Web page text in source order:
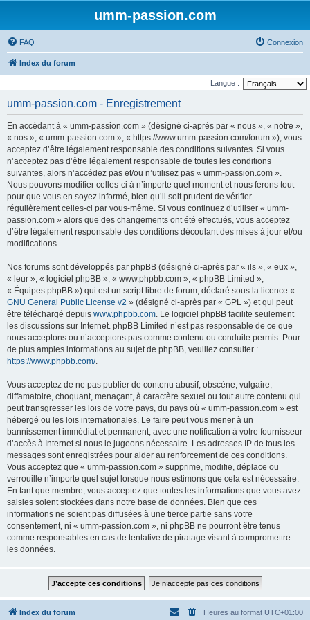
umm-passion.com
FAQ Connexion
Index du forum
Langue :
umm-passion.com - Enregistrement
En accédant à « umm-passion.com » (désigné ci-après par « nous », « notre »,
« nos », « umm-passion.com », « https://www.umm-passion.com/forum »), vous
acceptez d’être légalement responsable des conditions suivantes. Si vous
n’acceptez pas d’être légalement responsable de toutes les conditions
suivantes, alors n’accédez pas et/ou n’utilisez pas « umm-passion.com ».
Nous pouvons modifier celles-ci à n’importe quel moment et nous ferons tout
pour que vous en soyez informé, bien qu’il soit prudent de vérifier
régulièrement celles-ci par vous-même. Si vous continuez d’utiliser « umm-
passion.com » alors que des changements ont été effectués, vous acceptez
d’être légalement responsable des conditions découlant des mises à jour et/ou
modifications.
Nos forums sont développés par phpBB (désigné ci-après par « ils », « eux »,
« leur », « logiciel phpBB », « www.phpbb.com », « phpBB Limited »,
« Équipes phpBB ») qui est un script libre de forum, déclaré sous la licence «
GNU General Public License v2 » (désigné ci-après par « GPL ») et qui peut
être téléchargé depuis www.phpbb.com. Le logiciel phpBB facilite seulement
les discussions sur Internet. phpBB Limited n’est pas responsable de ce que
nous acceptons ou n’acceptons pas comme contenu ou conduite permis. Pour
de plus amples informations au sujet de phpBB, veuillez consulter :
https://www.phpbb.com/.
Vous acceptez de ne pas publier de contenu abusif, obscène, vulgaire,
diffamatoire, choquant, menaçant, à caractère sexuel ou tout autre contenu qui
peut transgresser les lois de votre pays, du pays où « umm-passion.com » est
hébergé ou les lois internationales. Le faire peut vous mener à un
bannissement immédiat et permanent, avec une notification à votre fournisseur
d’accès à Internet si nous le jugeons nécessaire. Les adresses IP de tous les
messages sont enregistrées pour aider au renforcement de ces conditions.
Vous acceptez que « umm-passion.com » supprime, modifie, déplace ou
verrouille n’importe quel sujet lorsque nous estimons que cela est nécessaire.
En tant que membre, vous acceptez que toutes les informations que vous avez
saisies soient stockées dans notre base de données. Bien que ces
informations ne soient pas diffusées à une tierce partie sans votre
consentement, ni « umm-passion.com », ni phpBB ne pourront être tenus
comme responsables en cas de tentative de piratage visant à compromettre
les données.
Index du forum Heures au format UTC+01:00